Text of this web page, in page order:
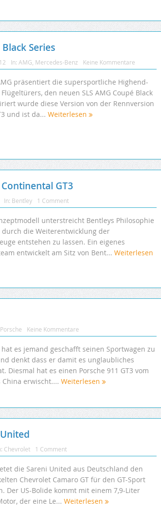
Series
In: AMG, Mercedes-Benz Keine Kommentare
präsentiert die supersportliche Highend-
den neuen SLS AMG Coupé Black
wurde diese Version von der Rennversion
und ist da... Weiterlesen
GT3
In: Bentley 1 Comment
unterstreicht Bentleys Philosophie
durch die Weiterentwicklung der
entstehen zu lassen. Ein eigenes
entwickelt am Sitz von Bent... Weiterlesen
Porsche Keine Kommentare
es jemand geschafft seinen Sportwagen zu
denkt dass er damit es unglaubliches
Diesmal hat es einen Porsche 911 GT3 vom
China erwischt.... Weiterlesen
Chevrolet 1 Comment
die Sareni United aus Deutschland den
Chevrolet Camaro GT für den GT-Sport
Der US-Bolide kommt mit einem 7,9-Liter
der eine Le... Weiterlesen